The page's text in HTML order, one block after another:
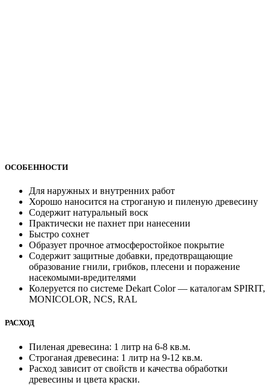
ОСОБЕННОСТИ
Для наружных и внутренних работ
Хорошо наносится на строганую и пиленую древесину
Содержит натуральный воск
Практически не пахнет при нанесении
Быстро сохнет
Образует прочное атмосферостойкое покрытие
Содержит защитные добавки, предотвращающие
образование гнили, грибков, плесени и поражение
насекомыми-вредителями
Колеруется по системе Dekart Color — каталогам SPIRIT,
MONICOLOR, NCS, RAL
РАСХОД
Пиленая древесина: 1 литр на 6-8 кв.м.
Строганая древесина: 1 литр на 9-12 кв.м.
Расход зависит от свойств и качества обработки
древесины и цвета краски.